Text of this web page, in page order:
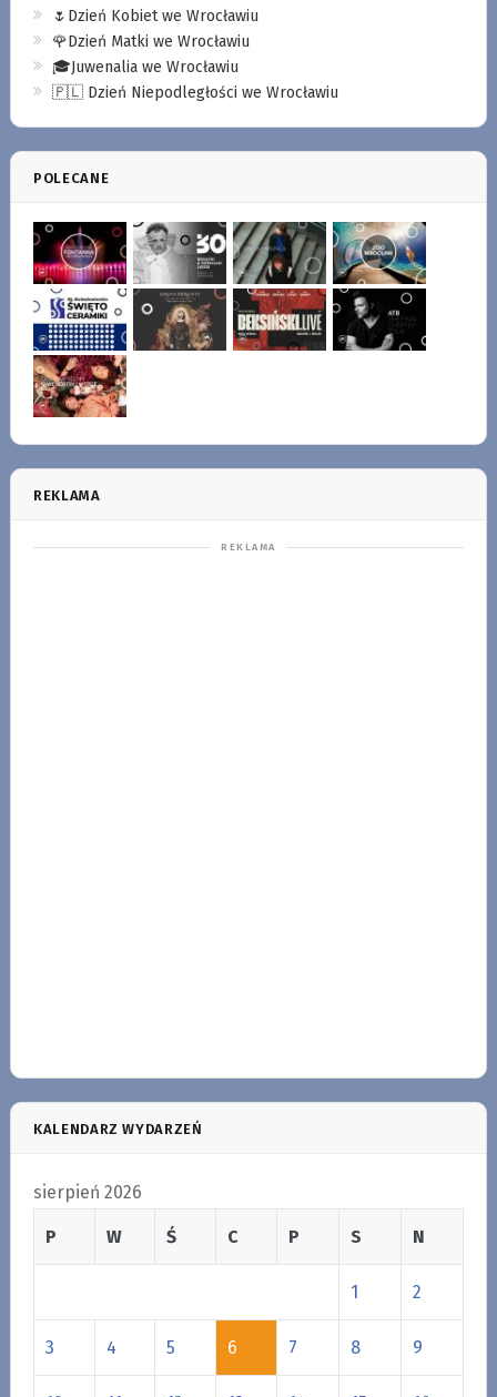
🌷Dzień Kobiet we Wrocławiu
🌹Dzień Matki we Wrocławiu
🎓Juwenalia we Wrocławiu
🇵🇱 Dzień Niepodległości we Wrocławiu
POLECANE
REKLAMA
KALENDARZ WYDARZEŃ
sierpień 2026
P W Ś C P S N
1 2
3 4 5 6 7 8 9